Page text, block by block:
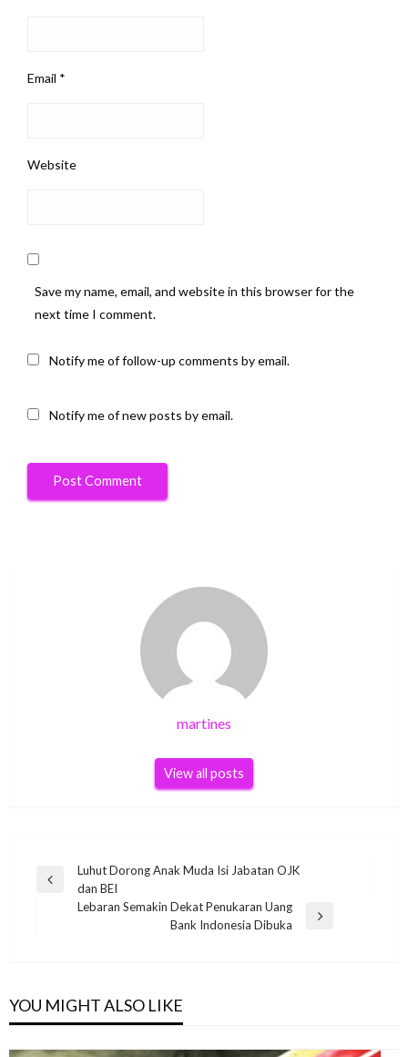
Email *
Website
Save my name, email, and website in this browser for the
next time I comment.
Notify me of follow-up comments by email.
Notify me of new posts by email.
martines
View all posts
Post
navigation
Previous
Luhut Dorong Anak Muda Isi Jabatan OJK
dan BEI
Lebaran Semakin Dekat Penukaran Uang
Bank Indonesia Dibuka
YOU MIGHT ALSO LIKE